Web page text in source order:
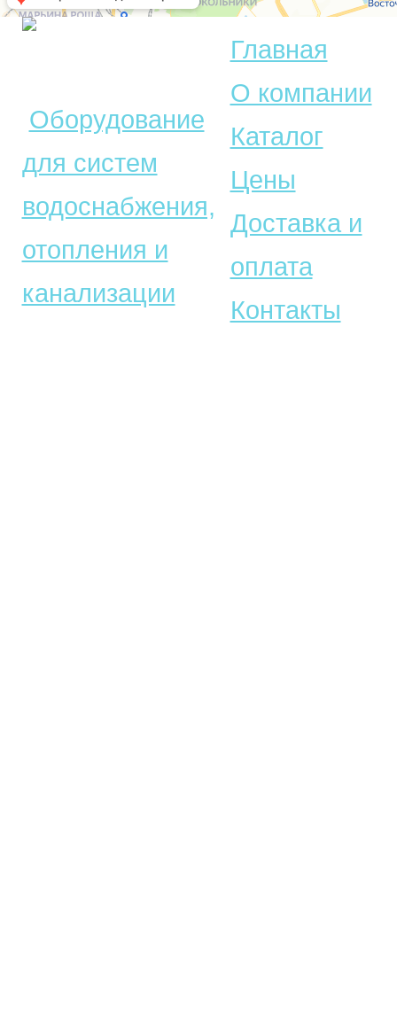
Оборудование
для систем
водоснабжения,
отопления и
канализации
Главная
О компании
Каталог
Цены
Доставка и
оплата
Контакты